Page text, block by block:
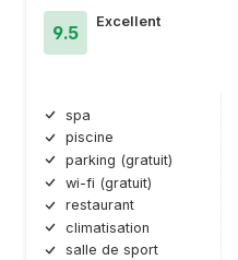
9.5
Excellent
spa
piscine
parking (gratuit)
wi-fi (gratuit)
restaurant
climatisation
salle de sport